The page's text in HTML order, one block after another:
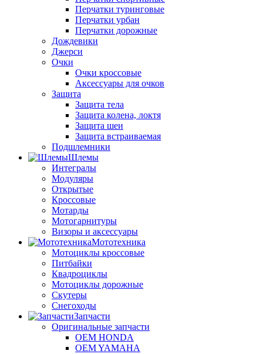
Перчатки туринговые
Перчатки урбан
Перчатки дорожные
Дождевики
Джерси
Очки
Очки кроссовые
Аксессуары для очков
Защита
Защита тела
Защита колена, локтя
Защита шеи
Защита встраиваемая
Подшлемники
Шлемы
Интегралы
Модуляры
Открытые
Кроссовые
Мотарды
Мотогарнитуры
Визоры и аксессуары
Мототехника
Мотоциклы кроссовые
Питбайки
Квадроциклы
Мотоциклы дорожные
Скутеры
Снегоходы
Запчасти
Оригинальные запчасти
OEM HONDA
OEM YAMAHA